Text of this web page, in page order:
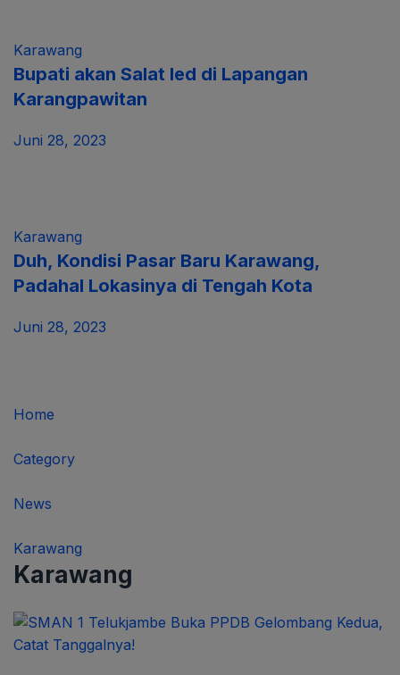
Karawang
Bupati akan Salat Ied di Lapangan
Karangpawitan
Juni 28, 2023
Karawang
Duh, Kondisi Pasar Baru Karawang,
Padahal Lokasinya di Tengah Kota
Juni 28, 2023
Home
Category
News
Karawang
Karawang